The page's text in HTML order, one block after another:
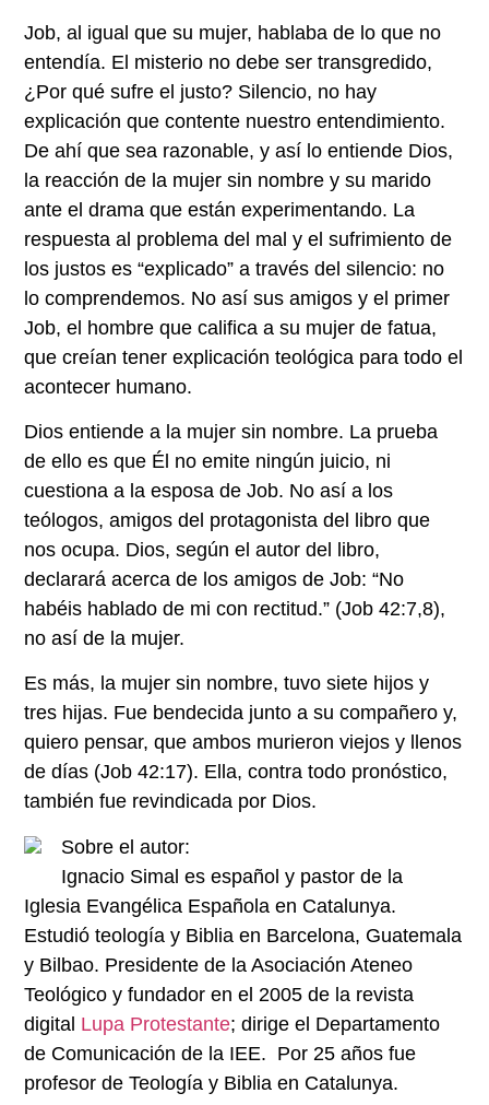
Job, al igual que su mujer, hablaba de lo que no
entendía. El misterio no debe ser transgredido,
¿Por qué sufre el justo? Silencio, no hay
explicación que contente nuestro entendimiento.
De ahí que sea razonable, y así lo entiende Dios,
la reacción de la mujer sin nombre y su marido
ante el drama que están experimentando. La
respuesta al problema del mal y el sufrimiento de
los justos es “explicado” a través del silencio: no
lo comprendemos. No así sus amigos y el primer
Job, el hombre que califica a su mujer de fatua,
que creían tener explicación teológica para todo el
acontecer humano.
Dios entiende a la mujer sin nombre. La prueba
de ello es que Él no emite ningún juicio, ni
cuestiona a la esposa de Job. No así a los
teólogos, amigos del protagonista del libro que
nos ocupa. Dios, según el autor del libro,
declarará acerca de los amigos de Job: “No
habéis hablado de mi con rectitud.” (Job 42:7,8),
no así de la mujer.
Es más, la mujer sin nombre, tuvo siete hijos y
tres hijas. Fue bendecida junto a su compañero y,
quiero pensar, que ambos murieron viejos y llenos
de días (Job 42:17). Ella, contra todo pronóstico,
también fue revindicada por Dios.
Sobre el autor:
Ignacio Simal es español y pastor de la
Iglesia Evangélica Española en Catalunya.
Estudió teología y Biblia en Barcelona, Guatemala
y Bilbao. Presidente de la Asociación Ateneo
Teológico y fundador en el 2005 de la revista
digital Lupa Protestante; dirige el Departamento
de Comunicación de la IEE. Por 25 años fue
profesor de Teología y Biblia en Catalunya.